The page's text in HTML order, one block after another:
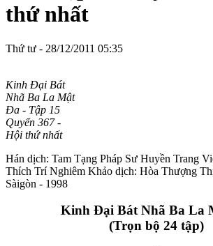
thứ nhất
Thứ tư - 28/12/2011 05:35
Kinh Đại Bát
Nhã Ba La Mật
Đa - Tập 15
Quyển 367 -
Hội thứ nhất
Hán dịch: Tam Tạng Pháp Sư Huyền Trang
Thích Trí Nghiêm Khảo dịch: Hòa Thượng
Sàigòn - 1998
Kinh Đại Bát Nhã Ba La
(Trọn bộ 24 tập)